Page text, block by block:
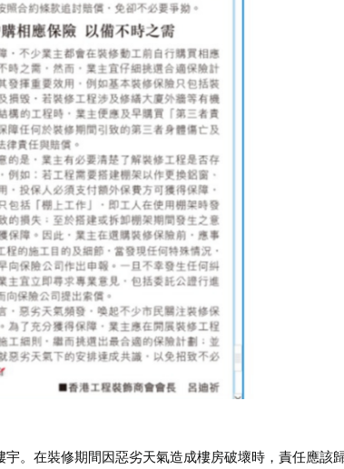
。在裝修期間因惡劣天氣造成樓房破壞時，責任應該